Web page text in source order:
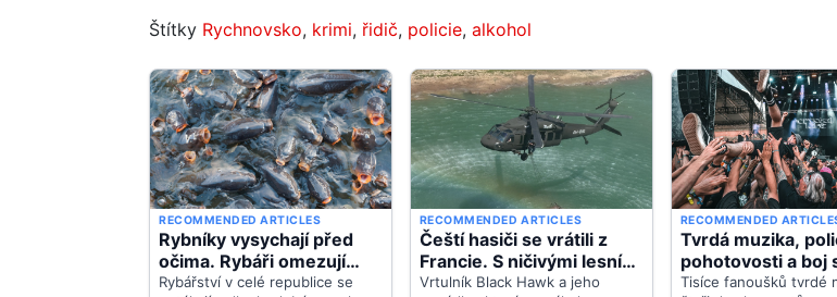
Štítky Rychnovsko, krimi, řidič, policie, alkohol